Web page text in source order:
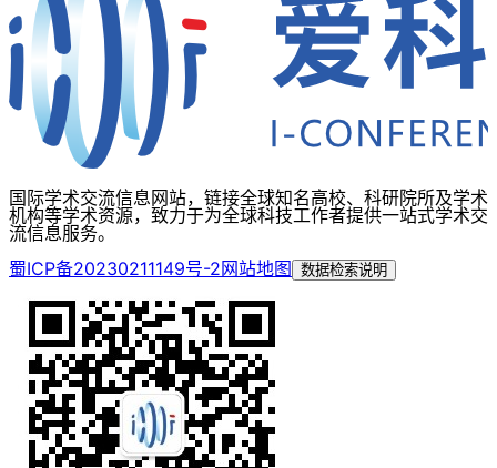
国际学术交流信息网站，链接全球知名高校、科研院所及学术
机构等学术资源，致力于为全球科技工作者提供一站式学术交
流信息服务。
蜀ICP备20230211149号-2网站地图 数据检索说明